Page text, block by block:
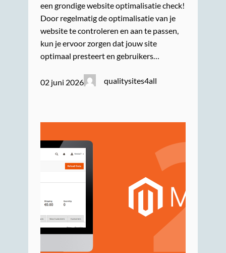
een grondige website optimalisatie check!
Door regelmatig de optimalisatie van je
website te controleren en aan te passen,
kun je ervoor zorgen dat jouw site
optimaal presteert en gebruikers…
02 juni 2026 qualitysites4all